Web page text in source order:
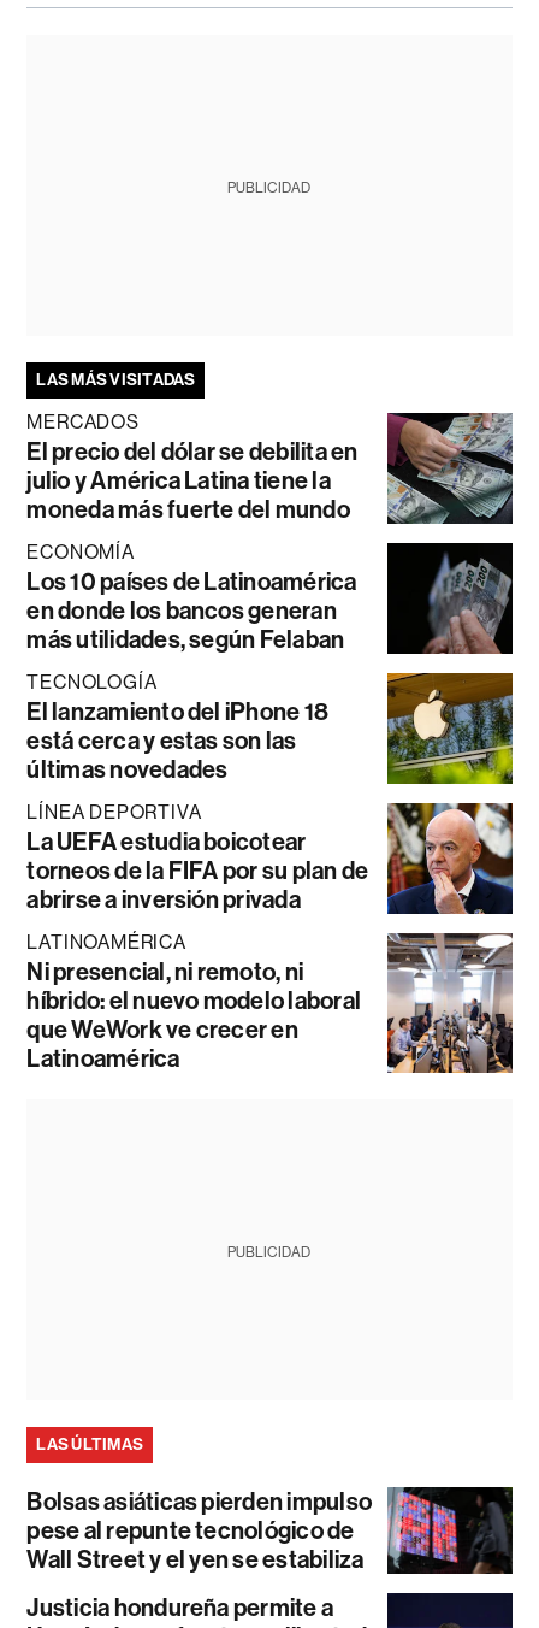
PUBLICIDAD
LAS MÁS VISITADAS
MERCADOS
El precio del dólar se debilita en
julio y América Latina tiene la
moneda más fuerte del mundo
ECONOMÍA
Los 10 países de Latinoamérica
en donde los bancos generan
más utilidades, según Felaban
TECNOLOGÍA
El lanzamiento del iPhone 18
está cerca y estas son las
últimas novedades
LÍNEA DEPORTIVA
La UEFA estudia boicotear
torneos de la FIFA por su plan de
abrirse a inversión privada
LATINOAMÉRICA
Ni presencial, ni remoto, ni
híbrido: el nuevo modelo laboral
que WeWork ve crecer en
Latinoamérica
PUBLICIDAD
LAS ÚLTIMAS
Bolsas asiáticas pierden impulso
pese al repunte tecnológico de
Wall Street y el yen se estabiliza
Justicia hondureña permite a